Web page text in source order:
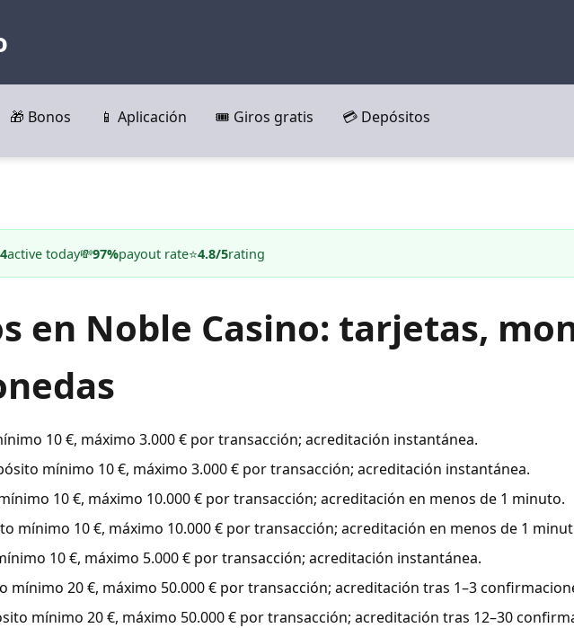
🎁 Bonos 📱 Aplicación 🎟️ Giros gratis 💳 Depósitos
active today💸97%payout rate⭐4.8/5rating
en Noble Casino: tarjetas,
10 €, máximo 3.000 € por transacción; acreditación instantánea.
mínimo 10 €, máximo 3.000 € por transacción; acreditación instantánea.
10 €, máximo 10.000 € por transacción; acreditación en menos de 1 minuto.
mínimo 10 €, máximo 10.000 € por transacción; acreditación en menos de 1
10 €, máximo 5.000 € por transacción; acreditación instantánea.
mínimo 20 €, máximo 50.000 € por transacción; acreditación tras 1–3
mínimo 20 €, máximo 50.000 € por transacción; acreditación tras 12–30